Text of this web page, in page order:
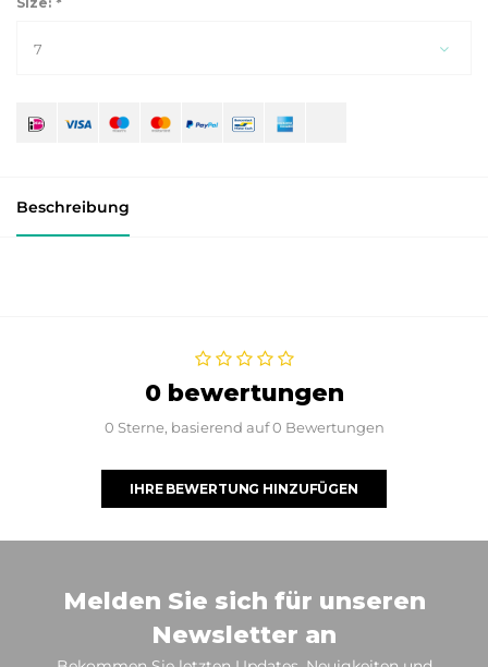
7
Beschreibung
0 bewertungen
0 Sterne, basierend auf 0 Bewertungen
IHRE BEWERTUNG HINZUFÜGEN
Melden Sie sich für unseren
Newsletter an